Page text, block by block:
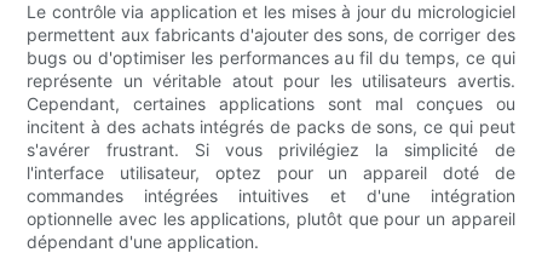
Le contrôle via application et les mises à jour du micrologiciel
permettent aux fabricants d'ajouter des sons, de corriger des
bugs ou d'optimiser les performances au fil du temps, ce qui
représente un véritable atout pour les utilisateurs avertis.
Cependant, certaines applications sont mal conçues ou
incitent à des achats intégrés de packs de sons, ce qui peut
s'avérer frustrant. Si vous privilégiez la simplicité de
l'interface utilisateur, optez pour un appareil doté de
commandes intégrées intuitives et d'une intégration
optionnelle avec les applications, plutôt que pour un appareil
dépendant d'une application.